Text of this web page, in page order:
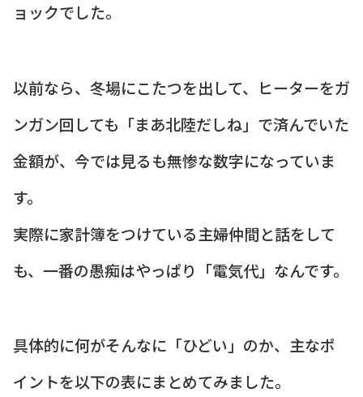
ョックでした。
以前なら、冬場にこたつを出して、ヒーターをガ
ンガン回しても「まあ北陸だしね」で済んでいた
金額が、今では見るも無惨な数字になっていま
す。
実際に家計簿をつけている主婦仲間と話をして
も、一番の愚痴はやっぱり「電気代」なんです。
具体的に何がそんなに「ひどい」のか、主なポ
イントを以下の表にまとめてみました。